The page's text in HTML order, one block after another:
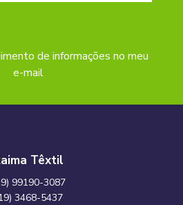
de informações no meu
e-mail
Têxtil
99190-3087
3468-5437